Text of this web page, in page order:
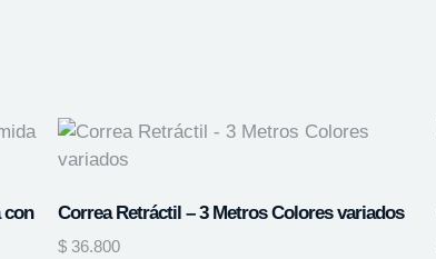
con
Correa Retráctil – 3 Metros Colores variados
$ 36.800